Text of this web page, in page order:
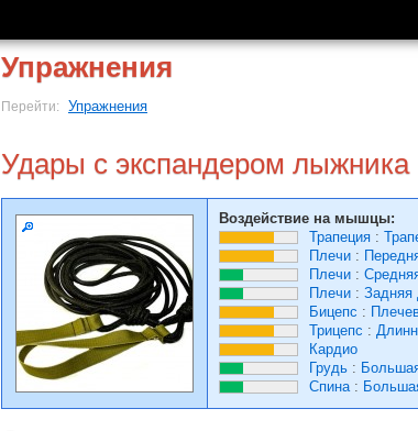
Упражнения
Перейти: Упражнения
Удары с экспандером лыжника
Воздействие на мышцы:
Трапеция :
Плечи :
Плечи :
Плечи : Задняя
Бицепс :
Трицепс :
Кардио
Грудь :
Спина: